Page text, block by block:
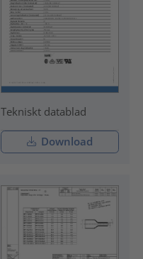
Tekniskt datablad
Download